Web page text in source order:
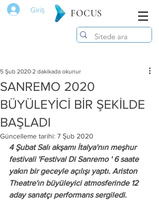
Giriş FOCUS
SANREMO 2020
BÜYÜLEYİCİ BİR ŞEKİLDE
BAŞLADI
5 Şub 2020 2 dakikada okunur
Güncelleme tarihi: 7 Şub 2020
4 Şubat Salı akşamı İtalya'nın meşhur
festivali 'Festival Di Sanremo ' 6 saate
yakın bir geceyle açılışı yaptı. Ariston
Theatre'ın büyüleyici atmosferinde 12
aday sanatçı performans sergiledi.